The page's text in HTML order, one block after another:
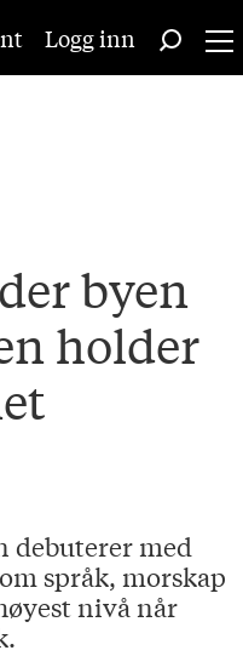
Logg inn
byen
holder
debuterer med
språk, morskap
nivå når